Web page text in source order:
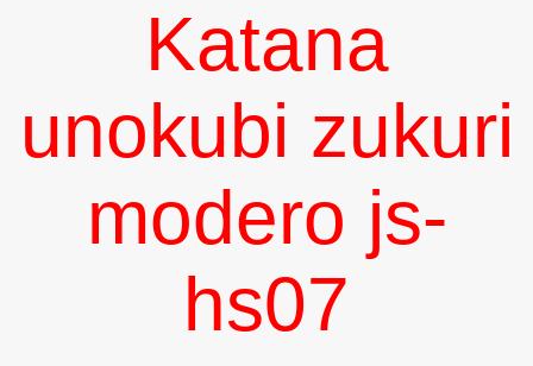
Katana
unokubi zukuri
modero js-
hs07
(personalizado)